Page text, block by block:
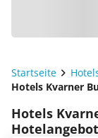
Startseite
Hotels Kvarner
Hotels